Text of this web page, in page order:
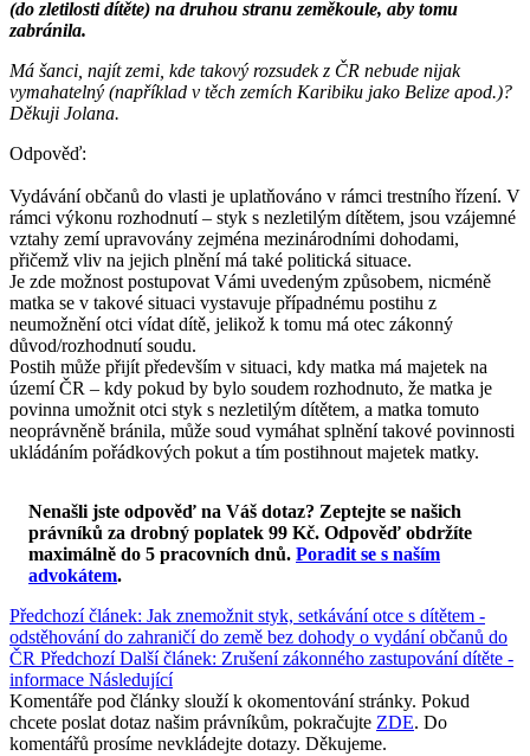
(do zletilosti dítěte) na druhou stranu zeměkoule, aby tomu
zabránila.
Má šanci, najít zemi, kde takový rozsudek z ČR nebude nijak
vymahatelný (například v těch zemích Karibiku jako Belize apod.)?
Děkuji Jolana.
Odpověď:
Vydávání občanů do vlasti je uplatňováno v rámci trestního řízení. V
rámci výkonu rozhodnutí – styk s nezletilým dítětem, jsou vzájemné
vztahy zemí upravovány zejména mezinárodními dohodami,
přičemž vliv na jejich plnění má také politická situace.
Je zde možnost postupovat Vámi uvedeným způsobem, nicméně
matka se v takové situaci vystavuje případnému postihu z
neumožnění otci vídat dítě, jelikož k tomu má otec zákonný
důvod/rozhodnutí soudu.
Postih může přijít především v situaci, kdy matka má majetek na
území ČR – kdy pokud by bylo soudem rozhodnuto, že matka je
povinna umožnit otci styk s nezletilým dítětem, a matka tomuto
neoprávněně bránila, může soud vymáhat splnění takové povinnosti
ukládáním pořádkových pokut a tím postihnout majetek matky.
Nenašli jste odpověď na Váš dotaz? Zeptejte se našich
právníků za drobný poplatek 99 Kč. Odpověď obdržíte
maximálně do 5 pracovních dnů. Poradit se s naším
advokátem.
Předchozí článek: Jak znemožnit styk, setkávání otce s dítětem -
odstěhování do zahraničí do země bez dohody o vydání občanů do
ČR Předchozí Další článek: Zrušení zákonného zastupování dítěte -
informace Následující
Komentáře pod články slouží k okomentování stránky. Pokud
chcete poslat dotaz našim právníkům, pokračujte ZDE. Do
komentářů prosíme nevkládejte dotazy. Děkujeme.